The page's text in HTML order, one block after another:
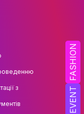
EVENT
FASHION
з